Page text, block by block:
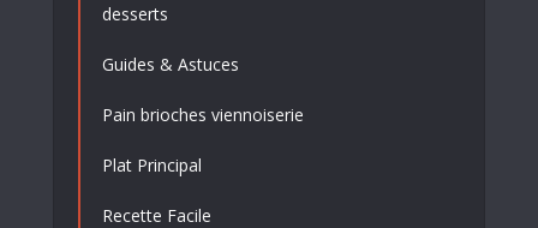
desserts
Guides & Astuces
Pain brioches viennoiserie
Plat Principal
Recette Facile